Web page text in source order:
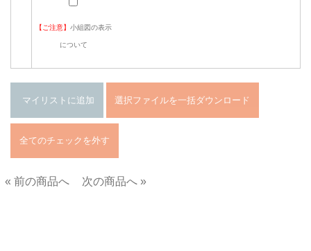
【ご注意】 小組図の表示
について
« 前の商品へ
次の商品へ »